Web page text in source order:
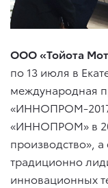
ООО «Тойота
по 13 июля в
международная
«ИННОПРОМ-
«ИННОПРОМ» в
производство»,
традиционно
инновационных